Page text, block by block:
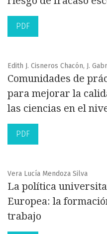
PDF
Edith J. Cisneros Chacón, J.
Comunidades de
para mejorar la
las ciencias en el
PDF
Vera Lucía Mendoza Silva
La política
Europea: la
trabajo